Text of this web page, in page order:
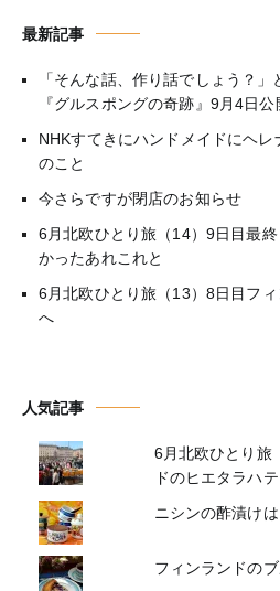
最新記事
「そんな話、作り話でしょう？
『グルスポングの奇跡』9月4日公
NHKすてきにハンドメイドにヘ
のこと
今さらですが閉店のお知らせ
6月北欧ひとり旅（14）9日目最
かったあれこれと
6月北欧ひとり旅（13）8日目フ
へ
人気記事
6月北欧ひとり旅
ドのヒエタラハ
ニシンの酢漬け
フィンランドの